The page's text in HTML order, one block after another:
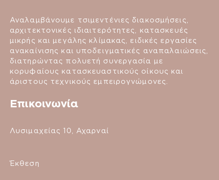
Αναλαμβάνουμε τσιμεντένιες διακοσμήσεις,
αρχιτεκτονικές ιδιαιτερότητες, κατασκευές
μικρής και μεγάλης κλίμακας, ειδικές εργασίες
ανακαίνισης και υποδειγματικές αναπαλαιώσεις,
διατηρώντας πολυετή συνεργασία με
κορυφαίους κατασκευαστικούς οίκους και
άριστους τεχνικούς εμπειρογνώμονες.
Επικοινωνία
Λυσιμαχείας 10, Αχαρναί
Έκθεση